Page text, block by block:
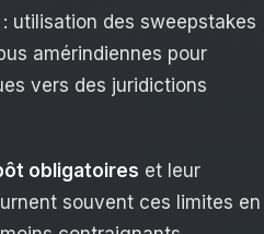
: utilisation des sweepstakes
amérindiennes pour
vers des juridictions
obligatoires et leur
souvent ces limites en